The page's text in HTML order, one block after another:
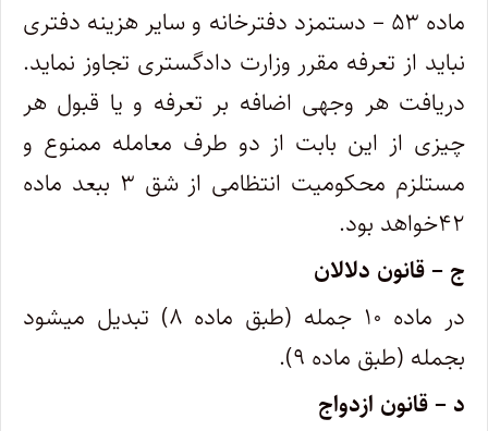
ماده ۵۳ – دستمزد دفترخانه و سایر هزینه دفتری
نباید از تعرفه مقرر وزارت دادگستری تجاوز نماید.
‌دریافت هر وجهی اضافه بر تعرفه و یا قبول هر
چیزی از این بابت از دو طرف معامله ممنوع و
مستلزم محکومیت انتظامی از شق ۳ ببعد ماده
۴۲‌خواهد بود.
ج – قانون دلالان
‌در ماده ۱۰ جمله (‌طبق ماده ۸) تبدیل میشود
بجمله (‌طبق ماده ۹).
د – قانون ازدواج